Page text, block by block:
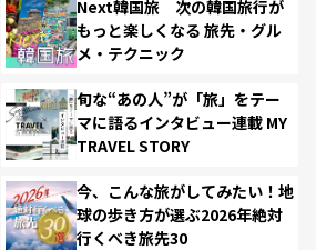
Next韓国旅 次の韓国旅行が
もっと楽しくなる 旅先・グル
メ・テクニック
旬な“あの人”が「旅」をテー
マに語るインタビュー連載 MY
TRAVEL STORY
今、こんな旅がしてみたい！地
球の歩き方が選ぶ2026年絶対
行くべき旅先30